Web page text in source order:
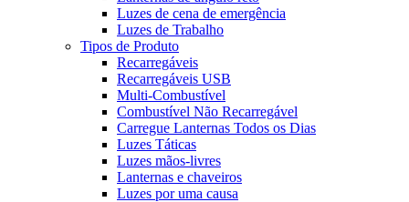
Luzes de cena de emergência
Luzes de Trabalho
Tipos de Produto
Recarregáveis
Recarregáveis USB
Multi-Combustível
Combustível Não Recarregável
Carregue Lanternas Todos os Dias
Luzes Táticas
Luzes mãos-livres
Lanternas e chaveiros
Luzes por uma causa